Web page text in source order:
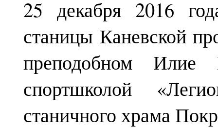
25 декабря 2016
станицы Каневской
преподобном Илие
спортшколой
станичного храма